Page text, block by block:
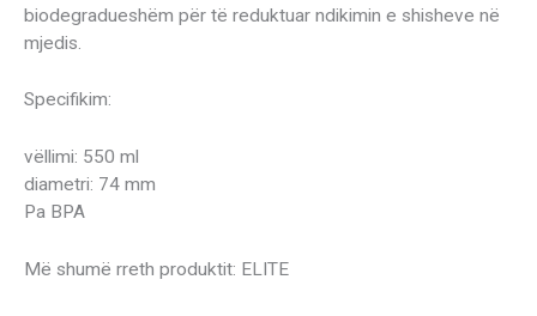
biodegradueshëm për të reduktuar ndikimin e shisheve në
mjedis.
Specifikim:
vëllimi: 550 ml
diametri: 74 mm
Pa BPA
Më shumë rreth produktit: ELITE